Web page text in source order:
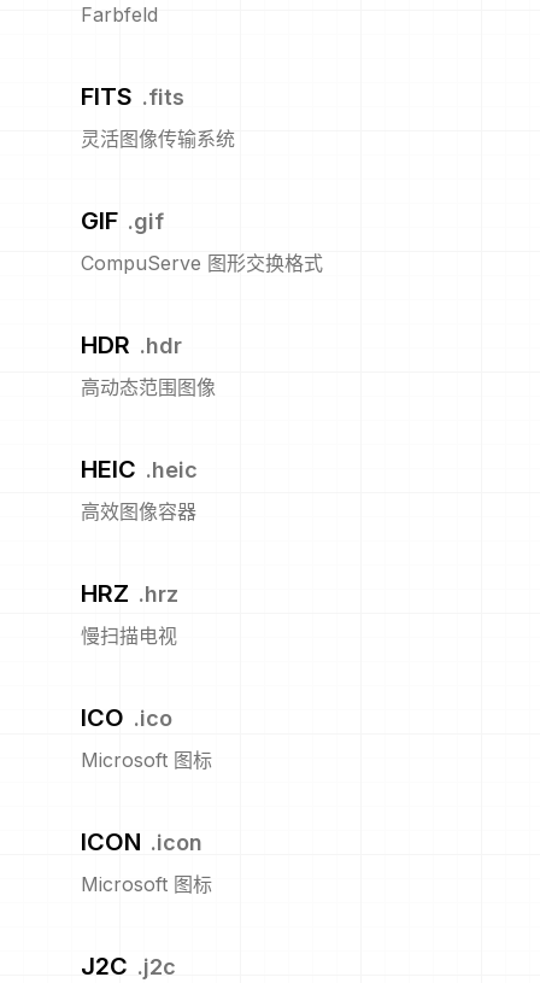
Farbfeld
FITS .fits
灵活图像传输系统
GIF .gif
CompuServe 图形交换格式
HDR .hdr
高动态范围图像
HEIC .heic
高效图像容器
HRZ .hrz
慢扫描电视
ICO .ico
Microsoft 图标
ICON .icon
Microsoft 图标
J2C .j2c